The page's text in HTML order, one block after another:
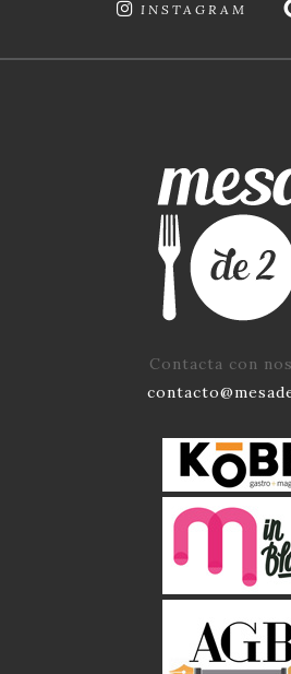
INSTAGRAM
Contacta con